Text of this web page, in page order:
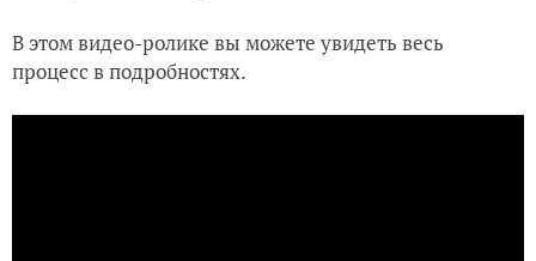
В этом видео-ролике вы можете увидеть весь
процесс в подробностях.